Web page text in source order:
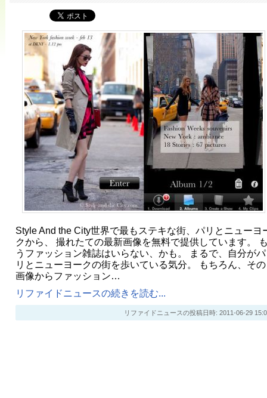
Style And the City世界で最もステキな街、パリとニューヨ
クから、 撮れたての最新画像を無料で提供しています。
うファッション雑誌はいらない、かも。 まるで、自分がパ
リとニューヨークの街を歩いている気分。 もちろん、その
画像からファッション…
リファイドニュースの続きを読む...
リファイドニュースの投稿日時: 2011-06-29